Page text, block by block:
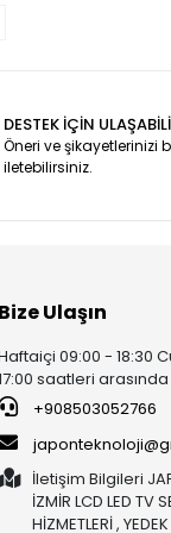
DESTEK İÇİN
Öneri ve şikayetlerinizi
iletebilirsiniz.
Bize Ulaşın
09:00 - 18:30
saatleri
+908503052766
İletişim Bilgileri
İZMİR LCD LED TV
HİZMETLERİ ,